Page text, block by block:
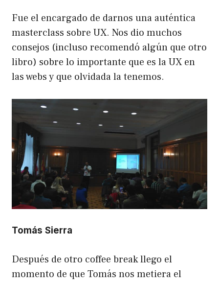
Fue el encargado de darnos una auténtica
masterclass sobre UX. Nos dio muchos
consejos (incluso recomendó algún que otro
libro) sobre lo importante que es la UX en
las webs y que olvidada la tenemos.
Tomás Sierra
Después de otro coffee break llego el
momento de que Tomás nos metiera el